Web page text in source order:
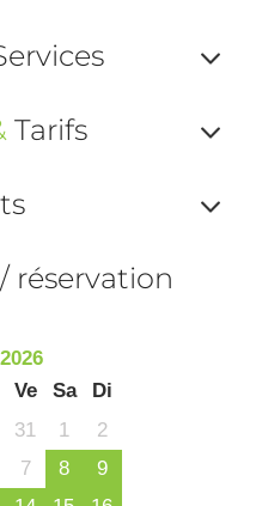
ou
ou
Tarifs
ou
réservation
Ve Sa
Di
31 1
2
7 8
9